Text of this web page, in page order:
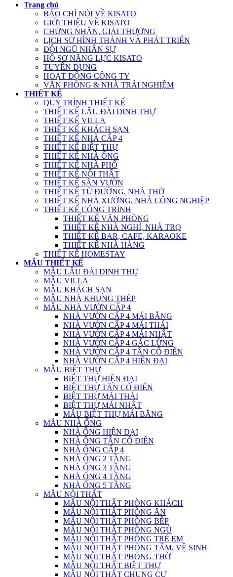
Trang chủ
BÁO CHÍ NÓI VỀ KISATO
GIỚI THIỆU VỀ KISATO
CHỨNG NHẬN, GIẢI THƯỞNG
LỊCH SỬ HÌNH THÀNH VÀ PHÁT TRIỂN
ĐỘI NGŨ NHÂN SỰ
HỒ SƠ NĂNG LỰC KISATO
TUYỂN DỤNG
HOẠT ĐỘNG CÔNG TY
VĂN PHÒNG & NHÀ TRẢI NGHIỆM
THIẾT KẾ
QUY TRÌNH THIẾT KẾ
THIẾT KẾ LÂU ĐÀI DINH THỰ
THIẾT KẾ VILLA
THIẾT KẾ KHÁCH SẠN
THIẾT KẾ NHÀ CẤP 4
THIẾT KẾ BIỆT THỰ
THIẾT KẾ NHÀ ỐNG
THIẾT KẾ NHÀ PHỐ
THIẾT KẾ NỘI THẤT
THIẾT KẾ SÂN VƯỜN
THIẾT KẾ TỪ ĐƯỜNG, NHÀ THỜ
THIẾT KẾ NHÀ XƯỞNG, NHÀ CÔNG NGHIỆP
THIẾT KẾ CÔNG TRÌNH
THIẾT KẾ VĂN PHÒNG
THIẾT KẾ NHÀ NGHỈ, NHÀ TRỌ
THIẾT KẾ BAR, CAFE, KARAOKE
THIẾT KẾ NHÀ HÀNG
THIẾT KẾ HOMESTAY
MẪU THIẾT KẾ
MẪU LÂU ĐÀI DINH THỰ
MẪU VILLA
MẪU KHÁCH SẠN
MẪU NHÀ KHUNG THÉP
MẪU NHÀ VƯỜN CẤP 4
NHÀ VƯỜN CẤP 4 MÁI BẰNG
NHÀ VƯỜN CẤP 4 MÁI THÁI
NHÀ VƯỜN CẤP 4 MÁI NHẬT
NHÀ VƯỜN CẤP 4 GÁC LỬNG
NHÀ VƯỜN CẤP 4 TÂN CỔ ĐIỂN
NHÀ VƯỜN CẤP 4 HIỆN ĐẠI
MẪU BIỆT THỰ
BIỆT THỰ HIỆN ĐẠI
BIỆT THỰ TÂN CỔ ĐIỂN
BIỆT THỰ MÁI THÁI
BIỆT THỰ MÁI NHẬT
MẪU BIỆT THỰ MÁI BẰNG
MẪU NHÀ ỐNG
NHÀ ỐNG HIỆN ĐẠI
NHÀ ỐNG TÂN CỔ ĐIỂN
NHÀ ỐNG CẤP 4
NHÀ ỐNG 2 TẦNG
NHÀ ỐNG 3 TẦNG
NHÀ ỐNG 4 TẦNG
NHÀ ỐNG 5 TẦNG
MẪU NỘI THẤT
MẪU NỘI THẤT PHÒNG KHÁCH
MẪU NỘI THẤT PHÒNG ĂN
MẪU NỘI THẤT PHÒNG BẾP
MẪU NỘI THẤT PHÒNG NGỦ
MẪU NỘI THẤT PHÒNG TRẺ EM
MẪU NỘI THẤT PHÒNG TẮM, VỆ SINH
MẪU NỘI THẤT PHÒNG THỜ
MẪU NỘI THẤT BIỆT THỰ
MẪU NỘI THẤT CHUNG CƯ